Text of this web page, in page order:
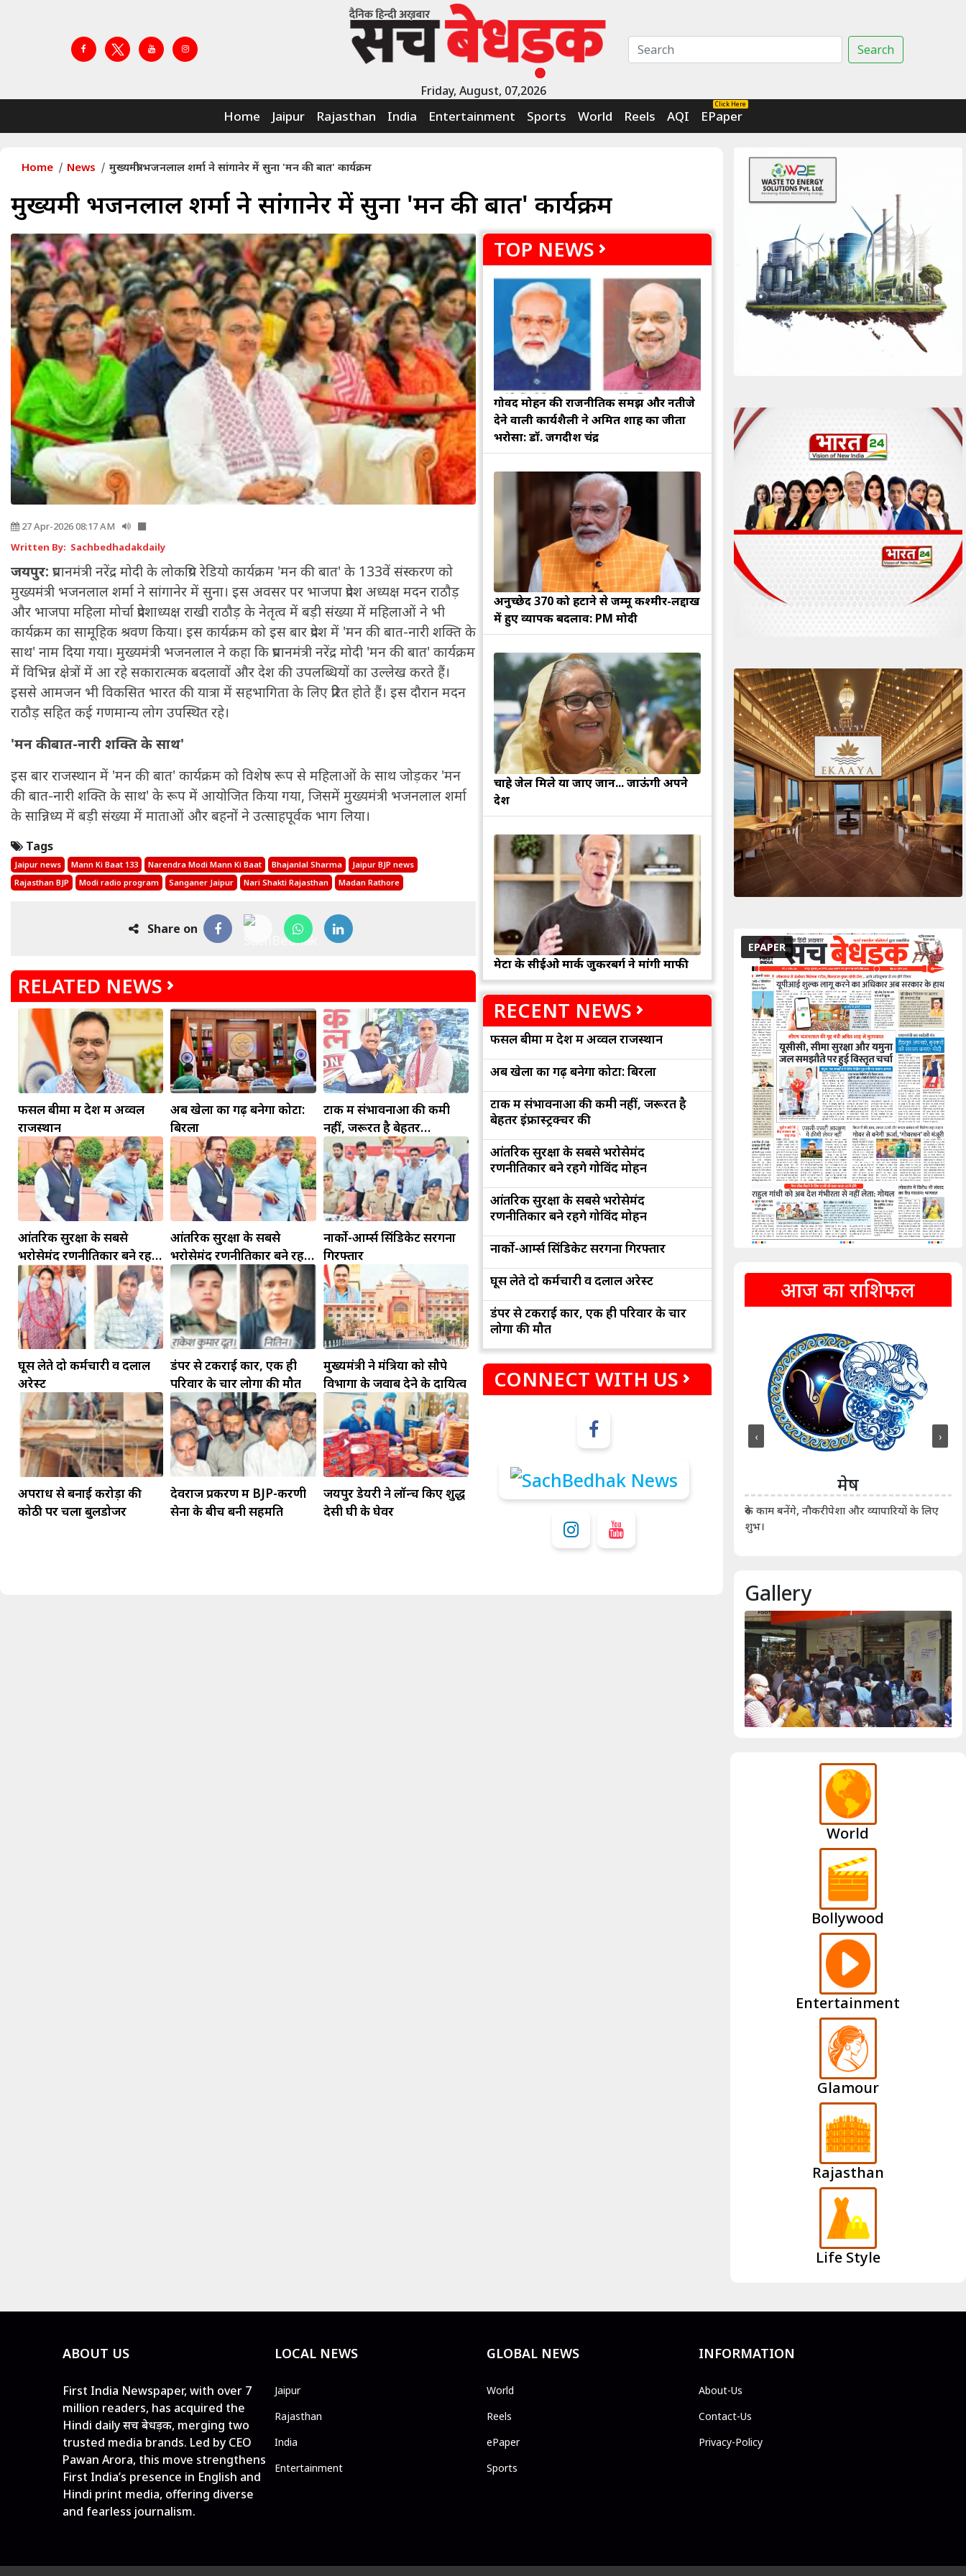
Friday, August, 07,2026
Search
Home Jaipur Rajasthan India Entertainment Sports World Reels AQI
Click Here
EPaper
Home News मुख्यमंत्री भजनलाल शर्मा ने सांगानेर में सुना 'मन की बात' कार्यक्रम
मुख्यमंत्री भजनलाल शर्मा ने सांगानेर में सुना 'मन की बात' कार्यक्रम
27 Apr-2026 08:17 AM
Written By: Sachbedhadakdaily
जयपुर: प्रधानमंत्री नरेंद्र मोदी के लोकप्रिय रेडियो कार्यक्रम 'मन की बात' के 133वें संस्करण को
मुख्यमंत्री भजनलाल शर्मा ने सांगानेर में सुना। इस अवसर पर भाजपा प्रदेश अध्यक्ष मदन राठौड़
और भाजपा महिला मोर्चा प्रदेशाध्यक्ष राखी राठौड़ के नेतृत्व में बड़ी संख्या में महिलाओं ने भी
कार्यक्रम का सामूहिक श्रवण किया। इस कार्यक्रम को इस बार प्रदेश में 'मन की बात-नारी शक्ति के
साथ' नाम दिया गया। मुख्यमंत्री भजनलाल ने कहा कि प्रधानमंत्री नरेंद्र मोदी 'मन की बात' कार्यक्रम
में विभिन्न क्षेत्रों में आ रहे सकारात्मक बदलावों और देश की उपलब्धियों का उल्लेख करते हैं।
इससे आमजन भी विकसित भारत की यात्रा में सहभागिता के लिए प्रेरित होते हैं। इस दौरान मदन
राठौड़ सहित कई गणमान्य लोग उपस्थित रहे।
'मन की बात-नारी शक्ति के साथ'
इस बार राजस्थान में 'मन की बात' कार्यक्रम को विशेष रूप से महिलाओं के साथ जोड़कर 'मन
की बात-नारी शक्ति के साथ' के रूप में आयोजित किया गया, जिसमें मुख्यमंत्री भजनलाल शर्मा
के सान्निध्य में बड़ी संख्या में माताओं और बहनों ने उत्साहपूर्वक भाग लिया।
Tags
Jaipur news Mann Ki Baat 133 Narendra Modi Mann Ki Baat Bhajanlal Sharma
Jaipur BJP news
Rajasthan BJP
Modi radio program Sanganer Jaipur Nari Shakti Rajasthan Madan Rathore
Share on
RELATED NEWS
फसल बीमा में देश में अव्वल
राजस्थान
अब खेलों का गढ़ बनेगा कोटा:
बिरला
टोंक में संभावनाओं की कमी
नहीं, जरूरत है बेहतर
इंफ्रास्ट्रक्चर की
आंतरिक सुरक्षा के सबसे
भरोसेमंद रणनीतिकार बने रहेंगे
गोविंद मोहन
आंतरिक सुरक्षा के सबसे
भरोसेमंद रणनीतिकार बने रहेंगे
गोविंद मोहन
नार्को-आर्म्स सिंडिकेट सरगना
गिरफ्तार
घूस लेते दो कर्मचारी व दलाल
अरेस्ट
डंपर से टकराई कार, एक ही
परिवार के चार लोगों की मौत
मुख्यमंत्री ने मंत्रियों को सौपे
विभागों के जवाब देने के दायित्व
अपराध से बनाई करोड़ों की
कोठी पर चला बुलडोजर
देवराज प्रकरण में BJP-करणी
सेना के बीच बनी सहमति
जयपुर डेयरी ने लॉन्च किए शुद्ध
देसी घी के घेवर
TOP NEWS
गोविंद मोहन की राजनीतिक समझ और नतीजे
देने वाली कार्यशैली ने अमित शाह का जीता
भरोसा: डॉ. जगदीश चंद्र
अनुच्छेद 370 को हटाने से जम्मू कश्मीर-लद्दाख
में हुए व्यापक बदलाव: PM मोदी
चाहे जेल मिले या जाए जान... जाऊंगी अपने
देश
मेटा के सीईओ मार्क जुकरबर्ग ने मांगी माफी
RECENT NEWS
फसल बीमा में देश में अव्वल राजस्थान
अब खेलों का गढ़ बनेगा कोटा: बिरला
टोंक में संभावनाओं की कमी नहीं, जरूरत है
बेहतर इंफ्रास्ट्रक्चर की
आंतरिक सुरक्षा के सबसे भरोसेमंद
रणनीतिकार बने रहेंगे गोविंद मोहन
आंतरिक सुरक्षा के सबसे भरोसेमंद
रणनीतिकार बने रहेंगे गोविंद मोहन
नार्को-आर्म्स सिंडिकेट सरगना गिरफ्तार
घूस लेते दो कर्मचारी व दलाल अरेस्ट
डंपर से टकराई कार, एक ही परिवार के चार
लोगों की मौत
CONNECT WITH US
EPAPER
आज का राशिफल
धनु
बड़ी डील हाथ लग सकती
मकर
सुखद पलों की प्राप्ति होगी। फिजूल के खर्चे बढ़ेंगे,
सुख सुविधाओं में इजाफा होगा।
कुंभ
धनलाभ के अवसरों में वृद्धि के साथ अपनी योजनाओं
पर काम करते रहे।
संभलकर रहे, जल्दबाजी नहीं दिखाए। कानूनी वाद-
विवादों से बचे।
मेष
रुके काम बनेंगे, नौकरीपेशा और व्यापारियों के लिए
शुभ।
‹ ›
Gallery
World
Bollywood
Entertainment
Glamour
Rajasthan
Life Style
ABOUT US
First India Newspaper, with over 7
million readers, has acquired the
Hindi daily सच बेधड़क, merging two
trusted media brands. Led by CEO
Pawan Arora, this move strengthens
First India’s presence in English and
Hindi print media, offering diverse
and fearless journalism.
LOCAL NEWS
Jaipur
Rajasthan
India
Entertainment
GLOBAL NEWS
World
Reels
ePaper
Sports
INFORMATION
About-Us
Contact-Us
Privacy-Policy